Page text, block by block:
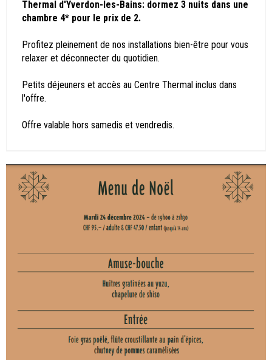
Thermal d'Yverdon-les-Bains: dormez 3 nuits dans une
chambre 4* pour le prix de 2.
Profitez pleinement de nos installations bien-être pour vous
relaxer et déconnecter du quotidien.
Petits déjeuners et accès au Centre Thermal inclus dans
l'offre.
Offre valable hors samedis et vendredis.